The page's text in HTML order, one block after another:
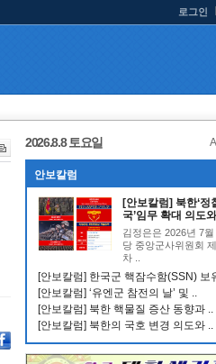
로그인
2026.8.8 토요일
안보칼럼
[안보칼럼] 북한‘정
국’임무 확대 의도
김정은은 2026년 7
당 중앙군사위원회
차 ..
[안보칼럼] 한국군 핵잠수함(SSN) 보
[안보칼럼] ‘유엔군 참전의 날’ 및 ..
[안보칼럼] 북한 핵물질 증산 동향과 ..
[안보칼럼] 북한의 국호 변경 의도와 ..